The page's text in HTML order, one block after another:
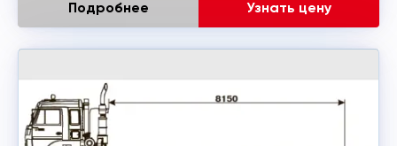
Подробнее Узнать цену